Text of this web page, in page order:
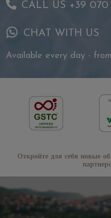
CALL US +39 070
CHAT WITH US
Available every day -
Откройте для себя новые